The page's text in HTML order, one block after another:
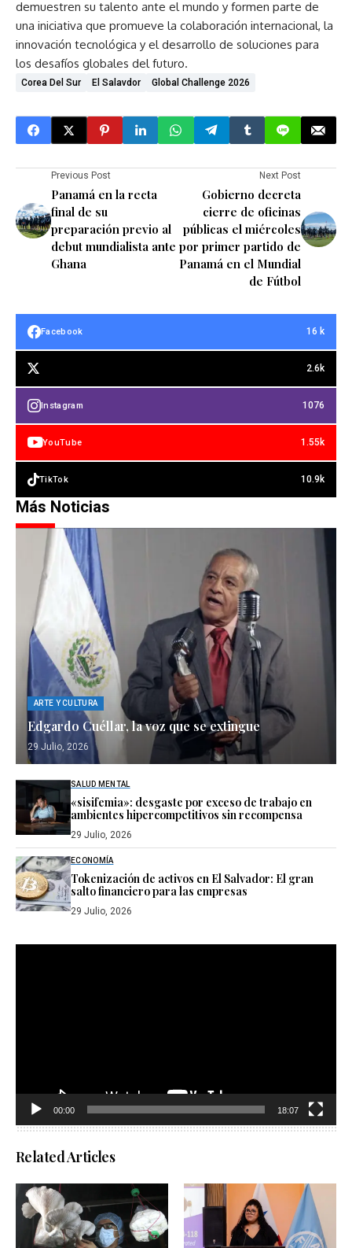
demuestren su talento ante el mundo y formen parte de
una iniciativa que promueve la colaboración internacional, la
innovación tecnológica y el desarrollo de soluciones para
los desafíos globales del futuro.
Corea Del Sur El Salavdor Global Challenge 2026
Previous Post
Panamá en la recta
final de su
preparación previo al
debut mundialista ante
Ghana
Next Post
Gobierno decreta
cierre de oficinas
públicas el miércoles
por primer partido de
Panamá en el Mundial
de Fútbol
Facebook 16 k
2.6k
Instagram 1076
YouTube 1.55k
TikTok 10.9k
Más Noticias
ARTE Y CULTURA
Edgardo Cuéllar, la voz que se extingue
29 Julio, 2026
SALUD MENTAL
«sisifemia»: desgaste por exceso de trabajo en
ambientes hipercompetitivos sin recompensa
29 Julio, 2026
ECONOMÍA
Tokenización de activos en El Salvador: El gran
salto financiero para las empresas
29 Julio, 2026
00:00 18:07
Related Articles